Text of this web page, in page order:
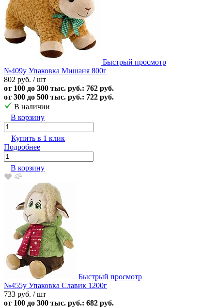
Быстрый просмотр
№409у Упаковка Мишаня 800г
802 руб. / шт
от 100 до 300 тыс. руб.: 762 руб.
от 300 до 500 тыс. руб.: 722 руб.
В наличии
В корзину
Купить в 1 клик
Подробнее
В корзину
Быстрый просмотр
№455у Упаковка Славик 1200г
733 руб. / шт
от 100 до 300 тыс. руб.: 682 руб.